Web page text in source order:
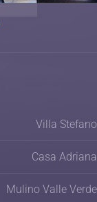
Villa Stefano
Casa Adriana
Mulino Valle Verde